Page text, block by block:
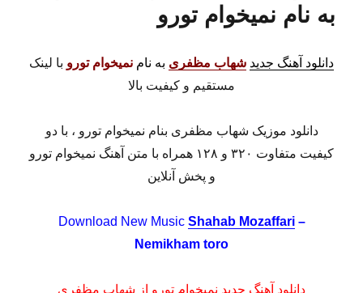
به نام نمیخوام تورو
دانلود آهنگ جدید شهاب مظفری به نام نمیخوام تورو با لینک
مستقیم و کیفیت بالا
دانلود موزیک شهاب مظفری بنام نمیخوام تورو ، با دو
کیفیت متفاوت ۳۲۰ و ۱۲۸ همراه با متن آهنگ نمیخوام تورو
و پخش آنلاین
Download New Music Shahab Mozaffari–
Nemikham toro
دانلود آهنگ جدید نمیخوام تورو از شهاب مظفری